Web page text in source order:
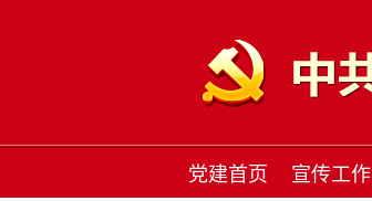
党建首页 宣传工作